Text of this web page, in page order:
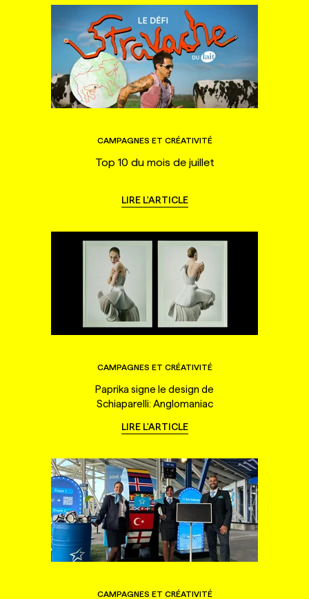
CAMPAGNES ET CRÉATIVITÉ
Top 10 du mois de juillet
LIRE L'ARTICLE
CAMPAGNES ET CRÉATIVITÉ
Paprika signe le design de
Schiaparelli: Anglomaniac
LIRE L'ARTICLE
CAMPAGNES ET CRÉATIVITÉ